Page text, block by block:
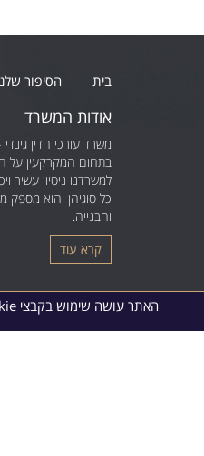
בית הסיפור
אודות המשרד
בתחום המקרקעין על
למשרדנו ניסיון עשיר
כל סוגיהן והוא מספק
והבנייה.
קרא עוד
Facebook
Twitter
האתר עושה שימוש בקבצי cookie, פיקסל של פייסבוק ועוד על מנת להבטיח חוויה מיטבית באתר. המשך גלישתך מהווה הסכמה לשימוש בכלים אלה. פרטים נוספים ניתן למצוא